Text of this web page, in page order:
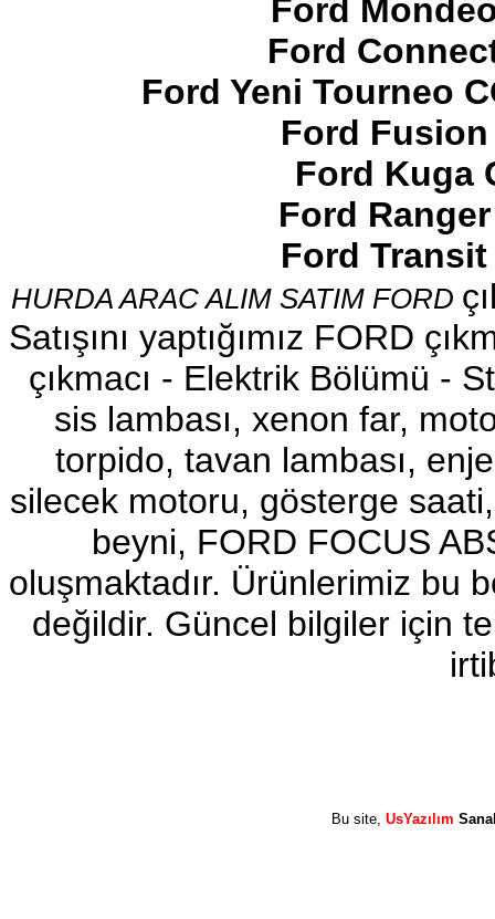
SOL ÖN KAPI DÖŞEMSİ
Ürün Kodu : 2017-2018 ford ranger şavft
Ürün Kodu : 2017-2018 ford ranger sol
ayna
2017-2018 ford ranger sol
ayna
Ürün Kodu : 2017-2018 ford ranger abs
beyni
2017-2018 ford ranger abs
Ford
Ford
Ford Yeni Tourneo
Ford Fusion
Ford Kuga
Ford
Ford Transit
HURDA ARAC ALIM SATIM FORD
Satışını yaptığımız FORD
çıkmacı - Elektrik Bölümü -
sis lambası, xenon far,
torpido, tavan lambası,
silecek motoru, gösterge
beyni, FORD FOCUS
oluşmaktadır. Ürünlerimiz bu
değildir. Güncel bilgiler için
Bu site, UsYazılım